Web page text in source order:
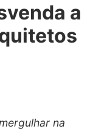
a
na